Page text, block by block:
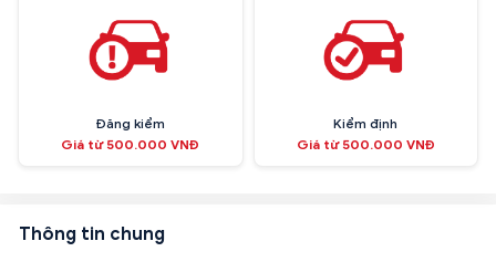
Đăng kiểm
Giá từ 500.000 VNĐ
Kiểm định
Giá từ 500.000 VNĐ
Thông tin chung